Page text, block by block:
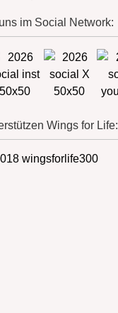
im Social Network:
Wings for Life: